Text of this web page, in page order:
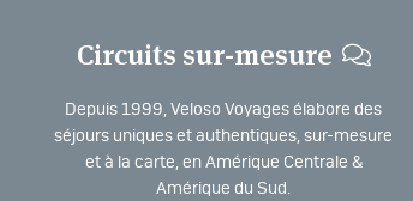
Circuits sur-mesure
Depuis 1999, Veloso Voyages élabore des
séjours uniques et authentiques, sur-mesure
et à la carte, en Amérique Centrale &
Amérique du Sud.